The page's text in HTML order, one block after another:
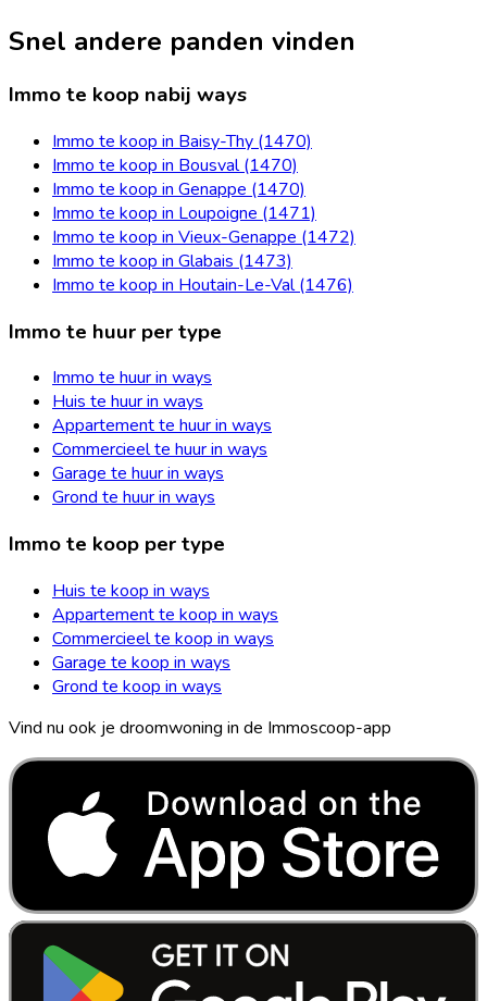
Snel andere panden vinden
Immo te koop nabij ways
Immo te koop in Baisy-Thy (1470)
Immo te koop in Bousval (1470)
Immo te koop in Genappe (1470)
Immo te koop in Loupoigne (1471)
Immo te koop in Vieux-Genappe (1472)
Immo te koop in Glabais (1473)
Immo te koop in Houtain-Le-Val (1476)
Immo te huur per type
Immo te huur in ways
Huis te huur in ways
Appartement te huur in ways
Commercieel te huur in ways
Garage te huur in ways
Grond te huur in ways
Immo te koop per type
Huis te koop in ways
Appartement te koop in ways
Commercieel te koop in ways
Garage te koop in ways
Grond te koop in ways
Vind nu ook je droomwoning in de Immoscoop-app